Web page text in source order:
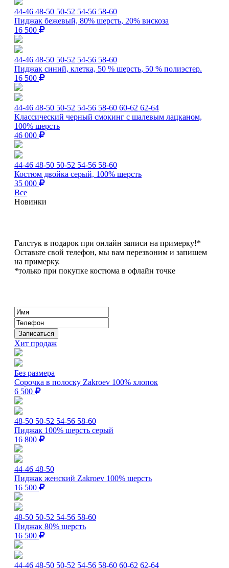
44-46 48-50 50-52 54-56 58-60
Пиджак бежевый, 80% шерсть, 20% вискоза
16 500
44-46 48-50 50-52 54-56 58-60
Пиджак синий, клетка, 50 % шерсть, 50 % полиэстер.
16 500
44-46 48-50 50-52 54-56 58-60 60-62 62-64
Классический черный смокинг с шалевым лацканом,
100% шерсть
46 000
44-46 48-50 50-52 54-56 58-60
Костюм двойка серый, 100% шерсть
35 000
Все
Новинки
Галстук в подарок при онлайн записи на примерку!*
Оставьте свой телефон, мы вам перезвоним и запишем
на примерку.
*только при покупке костюма в офлайн точке
Хит продаж
Без размера
Сорочка в полоску Zakroev 100% хлопок
6 500
48-50 50-52 54-56 58-60
Пиджак 100% шерсть серый
16 800
44-46 48-50
Пиджак женский Zakroev 100% шерсть
16 500
48-50 50-52 54-56 58-60
Пиджак 80% шерсть
16 500
44-46 48-50 50-52 54-56 58-60 60-62 62-64